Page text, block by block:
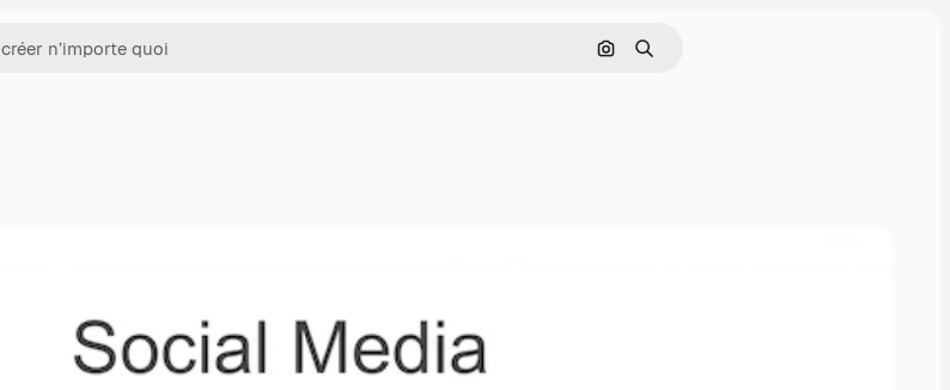
Rechercher par image
Rechercher